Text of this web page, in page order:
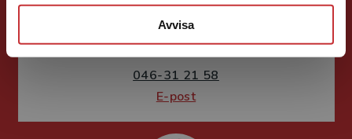
Avvisa
Förläggare Teknik
Teknik, matematik och statistik
046-31 21 58
E-post